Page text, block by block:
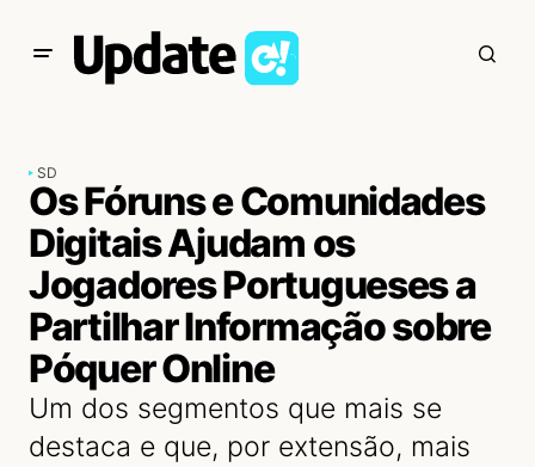
SD
Os Fóruns e Comunidades
Digitais Ajudam os
Jogadores Portugueses a
Partilhar Informação sobre
Póquer Online
Um dos segmentos que mais se
destaca e que, por extensão, mais